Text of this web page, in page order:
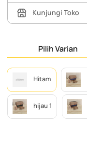
Kunjungi Toko
Pilih Varian
Hitam
hijau 1